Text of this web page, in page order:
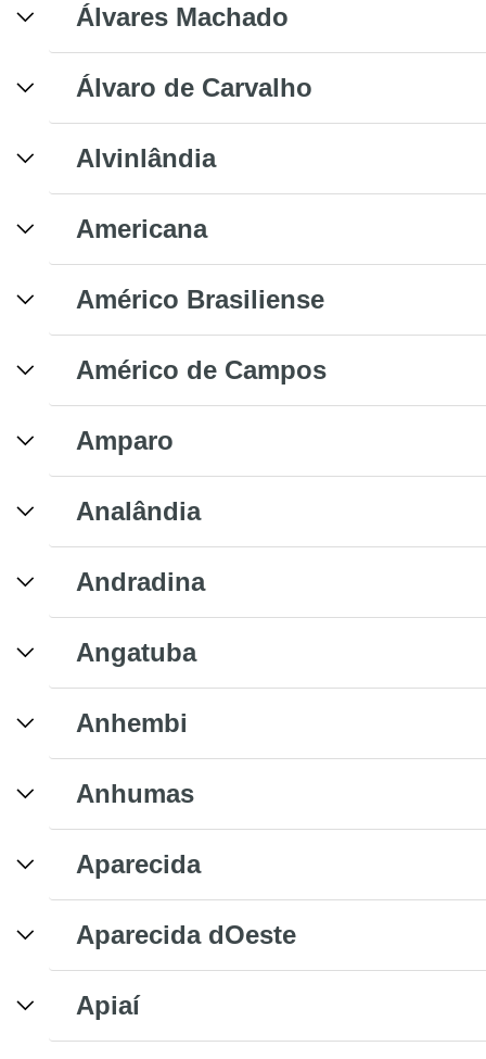
Álvares Machado
Álvaro de Carvalho
Alvinlândia
Americana
Américo Brasiliense
Américo de Campos
Amparo
Analândia
Andradina
Angatuba
Anhembi
Anhumas
Aparecida
Aparecida dOeste
Apiaí